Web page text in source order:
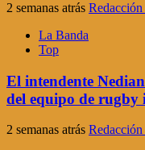
2 semanas atrás
La Banda
Top
El intendente
del equipo de rugby
2 semanas atrás